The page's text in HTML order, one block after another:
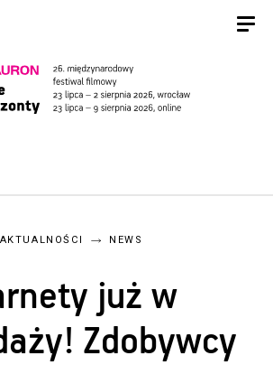
AKTUALNOŚCI NEWS
już w
Zdobywcy